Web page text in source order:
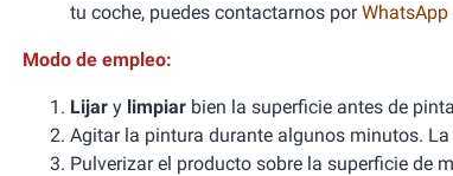
tu coche, puedes contactarnos porWhatsApp
Modo de empleo:
Lijar y limpiar bien la superficie antes de
Agitar la pintura durante algunos minutos.
Pulverizar el producto sobre la superficie de